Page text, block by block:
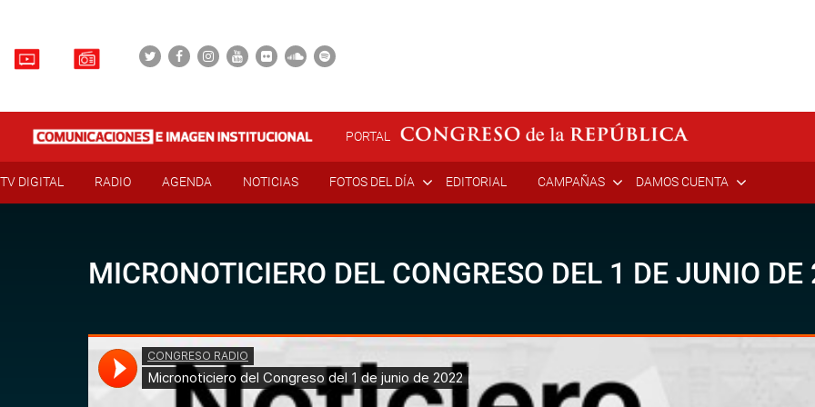
PORTAL
TV DIGITAL RADIO AGENDA NOTICIAS FOTOS DEL DÍA EDITORIAL CAMPAÑAS DAMOS CUENTA
MICRONOTICIERO DEL CONGRESO DEL 1 DE JUNIO